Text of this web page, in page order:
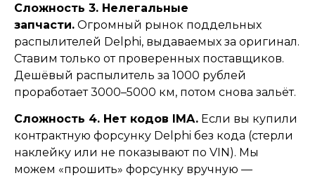
Сложность 3. Нелегальные
запчасти. Огромный рынок поддельных
распылителей Delphi, выдаваемых за оригинал.
Ставим только от проверенных поставщиков.
Дешёвый распылитель за 1000 рублей
проработает 3000–5000 км, потом снова зальёт.
Сложность 4. Нет кодов IMA. Если вы купили
контрактную форсунку Delphi без кода (стерли
наклейку или не показывают по VIN). Мы
можем «прошить» форсунку вручную —